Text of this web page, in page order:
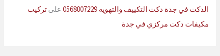
الدكت في جدة دكت التكييف والتهويه 0568007229
علىتركيب
مكيفات دكت مركزي في جدة